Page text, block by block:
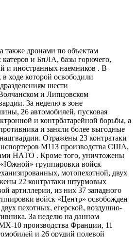
также дронами по объектам
катеров и БпЛА, базы горючего,
и иностранных наемников . В
ходе которой освободили
шести
и Липцовском
За неделю в зоне
26 автомобилей, пусковая
и контрбатарейной борьбы, а
и заняли более выгодные
Отражены 23 контратаки
М113 производства США,
НАТО . Кроме того, уничтожены
«Южной» группировки войск
мотопехотной, двух
22 контратаки штурмовых
артиллерии, из них 37 западного
войск «Центр» освобожден
пехотных, егерской, воздушно-​
За неделю на данном
10 производства Франции, 11
и 26 орудий полевой